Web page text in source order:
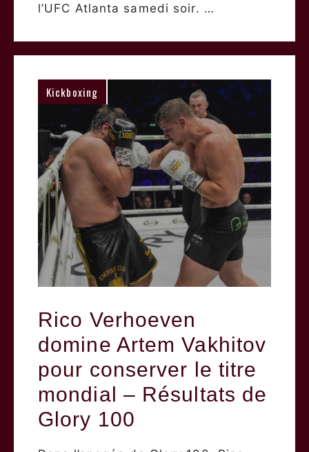
l’UFC Atlanta samedi soir. …
Kickboxing
Rico Verhoeven
domine Artem Vakhitov
pour conserver le titre
mondial – Résultats de
Glory 100